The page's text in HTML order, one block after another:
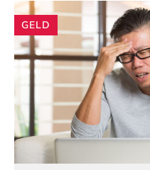
Andere
artikelen
GELD